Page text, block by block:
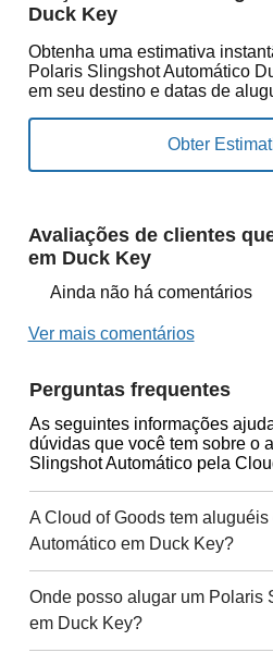
Duck Key
Obtenha uma estimativa
Polaris Slingshot Automático
em seu destino e datas de
Avaliações de clientes
em Duck Key
Ainda não há comentários
Ver mais comentários
Perguntas frequentes
As seguintes informações
dúvidas que você tem sobre o
Slingshot Automático pela
A Cloud of Goods tem
Automático em Duck Key?
Onde posso alugar um Polaris
em Duck Key?